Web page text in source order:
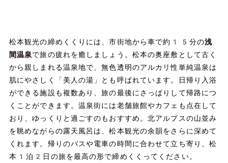
松本観光の締めくくりには、市街地から車で約15分の浅
間温泉で旅の疲れを癒しましょう。松本の奥座敷として古く
から親しまれる温泉地で、無色透明のアルカリ性単純温泉は
肌にやさしく「美人の湯」とも呼ばれています。日帰り入浴
ができる施設も複数あり、旅の最後にさっぱりして帰路につ
くことができます。温泉街には老舗旅館やカフェも点在して
おり、ゆっくりと過ごすのもおすすめ。北アルプスの山並み
を眺めながらの露天風呂は、松本観光の余韻をさらに深めて
くれます。帰りのバスや電車の時間に合わせて立ち寄り、松
本1泊2日の旅を最高の形で締めくくってください。